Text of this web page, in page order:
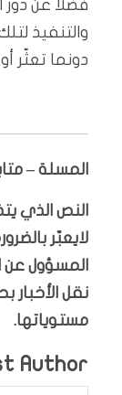
فضلاً عن دور
والتنفيذ
دونما تعثّر
المسلة –
النص الذي
لايعبّر
المسؤول
نقل الأخبار
مستوياتها.
Author